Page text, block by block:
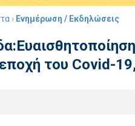
› Ενημέρωση / Εκδηλώσεις
του Covid-